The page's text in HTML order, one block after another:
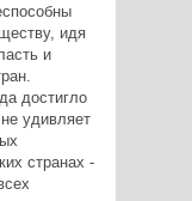
идя
и
достигло
удивляет
странах -